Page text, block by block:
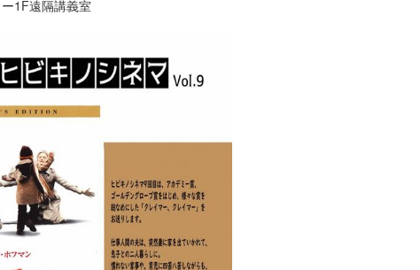
1F遠隔講義室